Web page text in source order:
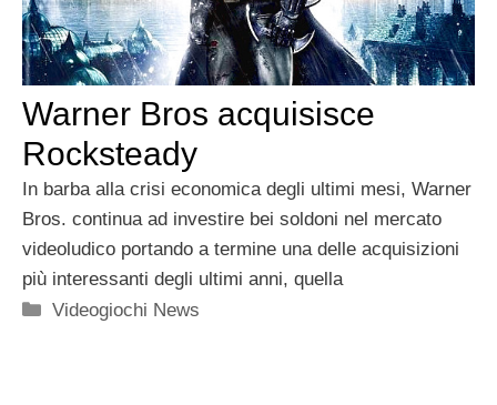
Warner Bros acquisisce
Rocksteady
In barba alla crisi economica degli ultimi mesi, Warner
Bros. continua ad investire bei soldoni nel mercato
videoludico portando a termine una delle acquisizioni
più interessanti degli ultimi anni, quella
Categorie
Videogiochi News